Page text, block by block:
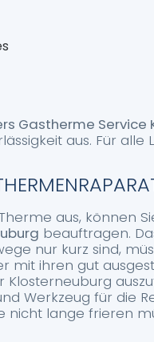
Gastherme Service
aus. Für
aus, können
beauftragen.
nur kurz sind,
mit ihren gut
Klosterneuburg
Werkzeug für die
nicht lange frieren